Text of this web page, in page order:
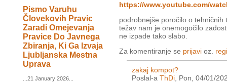
Pismo Varuhu
Človekovih Pravic
Zaradi Omejevanja
Pravice Do Javnega
Zbiranja, Ki Ga Izvaja
Ljubljanska Mestna
Uprava
...21 January 2026...
https://www.youtube.com/
podrobnejše poročilo o
težav nam je onemogočilo
ne izpade tako slabo.
Za komentiranje se prijavi oz.
zakaj kompot?
Poslal-a ThDi, Pon, 04/01/